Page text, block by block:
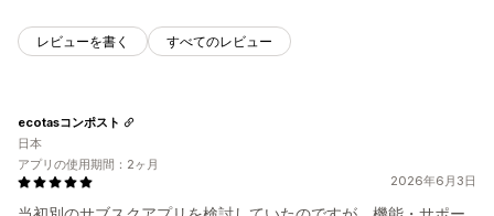
レビューを書く すべてのレビュー
2026年6月3日
ecotasコンポスト
日本
アプリの使用期間：2ヶ月